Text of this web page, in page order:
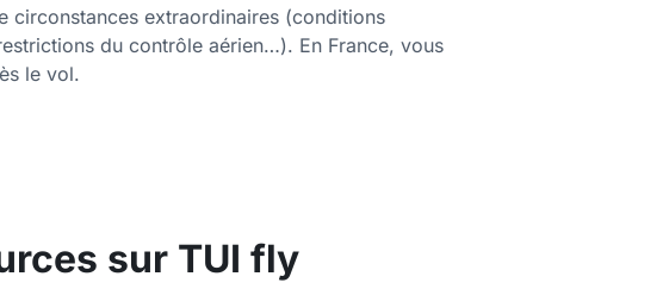
circonstances extraordinaires (conditions
du contrôle aérien…). En France, vous
le vol.
sur TUI fly